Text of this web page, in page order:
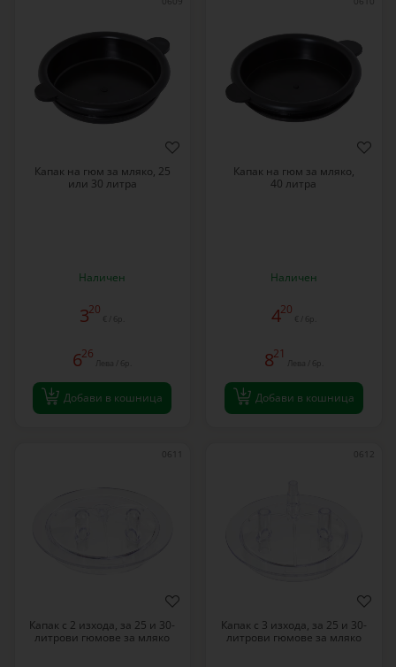
Капак на гюм за мляко, 25
или 30 литра
Наличен
320
€ / бр.
626
Лева / бр.
Добави в кошница
Капак на гюм за мляко,
40 литра
Наличен
420
€ / бр.
821
Лева / бр.
Добави в кошница
Капак с 2 изхода, за 25 и 30-
литрови гюмове за мляко
0612
Капак с 3 изхода, за 25 и 30-
литрови гюмове за мляко